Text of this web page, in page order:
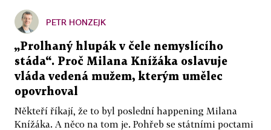
PETR HONZEJK
„Prolhaný hlupák v čele nemyslícího
stáda“. Proč Milana Knížáka oslavuje
vláda vedená mužem, kterým umělec
opovrhoval
Někteří říkají, že to byl poslední happening Milana
Knížáka. A něco na tom je. Pohřeb se státními poctami